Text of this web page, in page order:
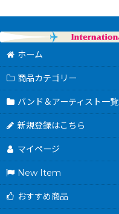
ホーム
商品カテゴリー
バンド＆アーティスト一覧
新規登録はこちら
マイページ
New Item
おすすめ商品